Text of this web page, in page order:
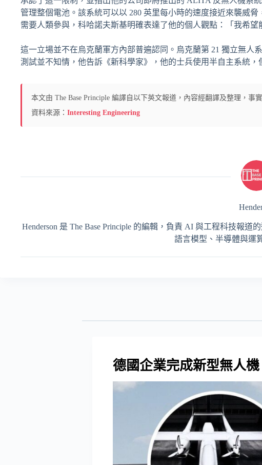
管理整個電池。該系統可以以 280 英里每小時的速度接近來襲威
需要人類參與，科哈諾夫斯基明確表達了他的個人觀點：「我希望
這一立場並不在烏克蘭軍方內部普遍認同。烏克蘭第 21 獨立無人
測試並不知情，他告訴《新科學家》，他的士兵使用半自主系統，
本文由 The Base Principle 編譯自以下英文報道，內容經翻譯及整理，事
資料來源： Interesting Engineering
Henderson 是 The Base Principle 的編輯，負責 AI 與工程科技報
語言模型、半導體與運
德國企業完成新型無人